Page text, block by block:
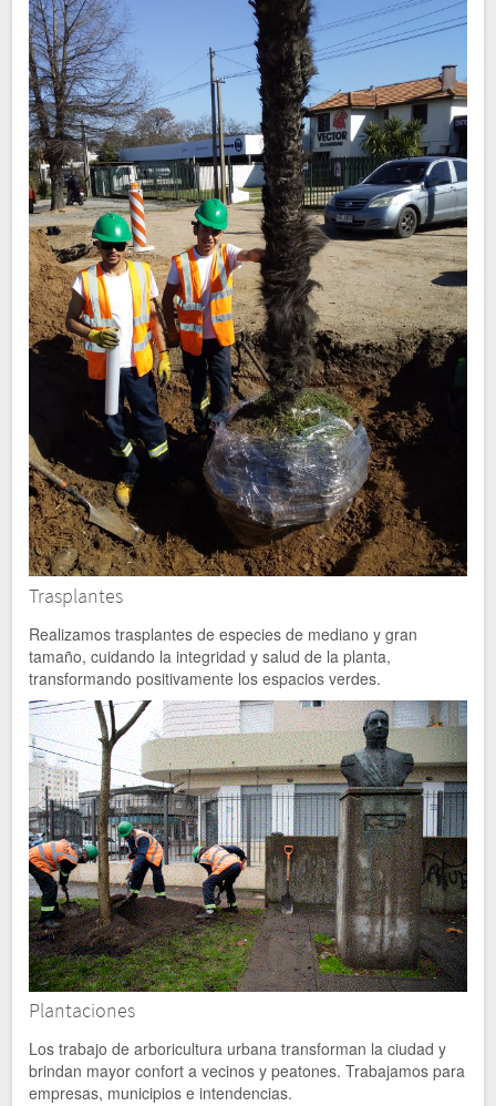
Mantenimiento de
Espacios Verdes
Nuestra actividad se especializa en el mantenimiento de
jardines de grandes parques, con personal permanente o
mediante visitas periódicas a las empresas o residencias. El
mismo consiste en el manejo integral del césped y plantas del
jardín, comprendiendo corte, conducción y poda de plantas,
control sanitario y de plagas, control de malezas y
fertilización.
Mantenimiento de
plantas de interior
Realizamos mantenimiento y provisión de plantas de interior.
Nos encargamos de la fertilidad, sanidad, limpieza y riego de
las plantas para que luzcan en excelentes condiciones.
Trasplantes
Realizamos trasplantes de especies de mediano y gran
tamaño, cuidando la integridad y salud de la planta,
transformando positivamente los espacios verdes.
Plantaciones
Los trabajo de arboricultura urbana transforman la ciudad y
brindan mayor confort a vecinos y peatones. Trabajamos para
empresas, municipios e intendencias.